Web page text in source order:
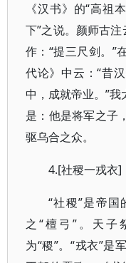
《汉书》的“高祖
下”之说。颜师古注
作：“提三尺剑。”
代论》中云：“昔
中，成就帝业。”
是：他是将军之子
驱乌合之众。
4.[社稷一戎衣]
“社稷”是帝国
之“檀弓”。天子
为“稷”。“戎衣”是